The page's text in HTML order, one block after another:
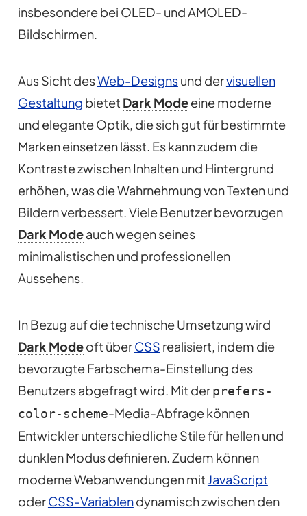
insbesondere bei OLED- und AMOLED-
Bildschirmen.
Aus Sicht desWeb-Designsund dervisuellen
Gestaltung bietet Dark Modeeine moderne
und elegante Optik, die sich gut für bestimmte
Marken einsetzen lässt. Es kann zudem die
Kontraste zwischen Inhalten und Hintergrund
erhöhen, was die Wahrnehmung von Texten und
Bildern verbessert. Viele Benutzer bevorzugen
Dark Modeauch wegen seines
minimalistischen und professionellen
Aussehens.
In Bezug auf die technische Umsetzung wird
Dark Modeoft überCSS realisiert, indem die
bevorzugte Farbschema-Einstellung des
Benutzers abgefragt wird. Mit derprefers-
color-scheme-Media-Abfrage können
Entwickler unterschiedliche Stile für hellen und
dunklen Modus definieren. Zudem können
moderne Webanwendungen mit JavaScript
oderCSS-Variablendynamisch zwischen den